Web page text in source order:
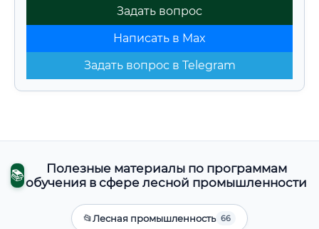
Задать вопрос
Написать в Max
Задать вопрос в Telegram
📚
Полезные материалы по программам
обучения в сфере лесной промышленности
📂Лесная промышленность 66